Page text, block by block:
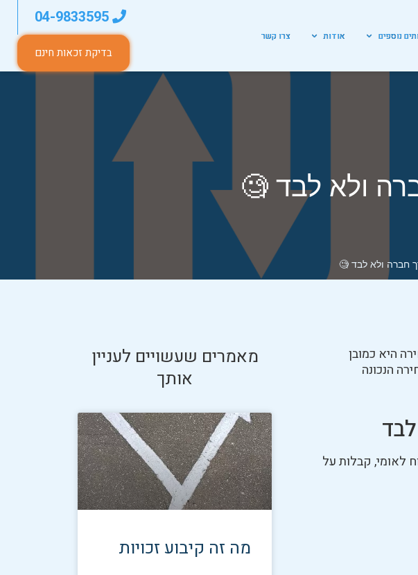
נוספים אודות צרו קשר
04-9833595
בדיקת זכאות חינם
ולא לבד 🧐
חברה ולא לבד 🧐
היא כמובן
הנכונה
על תגמולים מביטוח לאומי, קבלות על
מאמרים שעשויים לעניין
אותך
מה זה קיבוע זכויות